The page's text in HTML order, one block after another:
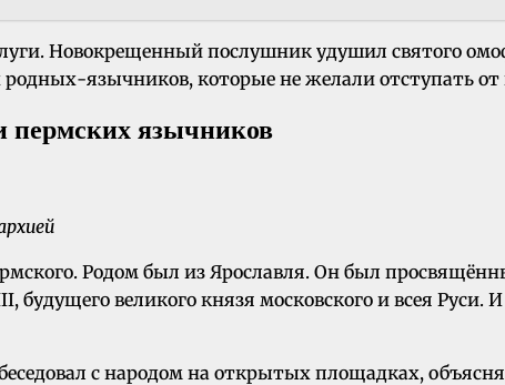
Новокрещенный послушник удушил святого
родных-язычников, которые не желали отступать от
пермских язычников
Родом был из Ярославля. Он был
великого князя московского и всея Руси.
с народом на открытых площадках,